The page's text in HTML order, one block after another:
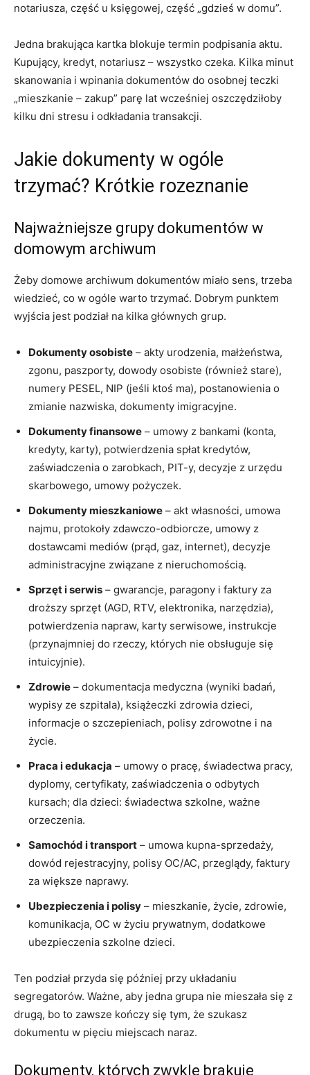
notariusza, część u księgowej, część „gdzieś w domu”.
Jedna brakująca kartka blokuje termin podpisania aktu.
Kupujący, kredyt, notariusz – wszystko czeka. Kilka minut
skanowania i wpinania dokumentów do osobnej teczki
„mieszkanie – zakup” parę lat wcześniej oszczędziłoby
kilku dni stresu i odkładania transakcji.
Jakie dokumenty w ogóle
trzymać? Krótkie rozeznanie
Najważniejsze grupy dokumentów w
domowym archiwum
Żeby domowe archiwum dokumentów miało sens, trzeba
wiedzieć, co w ogóle warto trzymać. Dobrym punktem
wyjścia jest podział na kilka głównych grup.
Dokumenty osobiste – akty urodzenia, małżeństwa,
zgonu, paszporty, dowody osobiste (również stare),
numery PESEL, NIP (jeśli ktoś ma), postanowienia o
zmianie nazwiska, dokumenty imigracyjne.
Dokumenty finansowe – umowy z bankami (konta,
kredyty, karty), potwierdzenia spłat kredytów,
zaświadczenia o zarobkach, PIT-y, decyzje z urzędu
skarbowego, umowy pożyczek.
Dokumenty mieszkaniowe – akt własności, umowa
najmu, protokoły zdawczo-odbiorcze, umowy z
dostawcami mediów (prąd, gaz, internet), decyzje
administracyjne związane z nieruchomością.
Sprzęt i serwis – gwarancje, paragony i faktury za
droższy sprzęt (AGD, RTV, elektronika, narzędzia),
potwierdzenia napraw, karty serwisowe, instrukcje
(przynajmniej do rzeczy, których nie obsługuje się
intuicyjnie).
Zdrowie – dokumentacja medyczna (wyniki badań,
wypisy ze szpitala), książeczki zdrowia dzieci,
informacje o szczepieniach, polisy zdrowotne i na
życie.
Praca i edukacja – umowy o pracę, świadectwa pracy,
dyplomy, certyfikaty, zaświadczenia o odbytych
kursach; dla dzieci: świadectwa szkolne, ważne
orzeczenia.
Samochód i transport – umowa kupna-sprzedaży,
dowód rejestracyjny, polisy OC/AC, przeglądy, faktury
za większe naprawy.
Ubezpieczenia i polisy – mieszkanie, życie, zdrowie,
komunikacja, OC w życiu prywatnym, dodatkowe
ubezpieczenia szkolne dzieci.
Ten podział przyda się później przy układaniu
segregatorów. Ważne, aby jedna grupa nie mieszała się z
drugą, bo to zawsze kończy się tym, że szukasz
dokumentu w pięciu miejscach naraz.
Dokumenty, których zwykle brakuje